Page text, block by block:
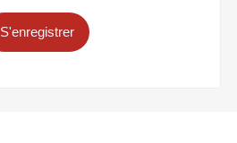
S'enregistrer